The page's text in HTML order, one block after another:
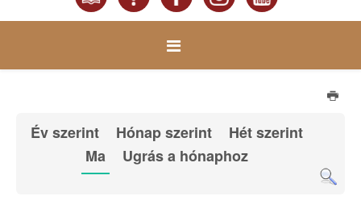
Év szerint Hónap szerint
Hét szerint
Ma
Ugrás a hónaphoz